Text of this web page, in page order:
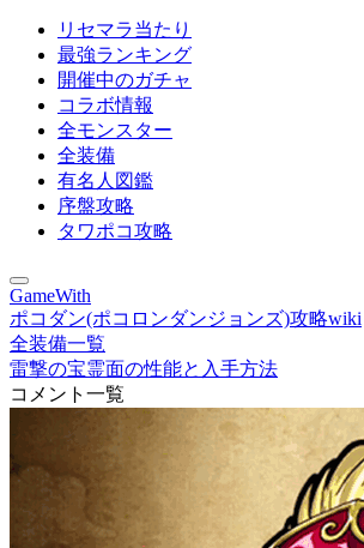
リセマラ当たり
最強ランキング
開催中のガチャ
コラボ情報
全モンスター
全装備
有名人図鑑
序盤攻略
タワポコ攻略
GameWith
ポコダン(ポコロンダンジョンズ)攻略wiki
全装備一覧
雷撃の宝霊面の性能と入手方法
コメント一覧